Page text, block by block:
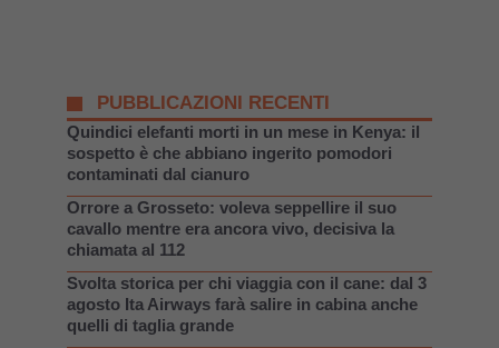
PUBBLICAZIONI RECENTI
Quindici elefanti morti in un mese in Kenya: il
sospetto è che abbiano ingerito pomodori
contaminati dal cianuro
Orrore a Grosseto: voleva seppellire il suo
cavallo mentre era ancora vivo, decisiva la
chiamata al 112
Svolta storica per chi viaggia con il cane: dal 3
agosto Ita Airways farà salire in cabina anche
quelli di taglia grande